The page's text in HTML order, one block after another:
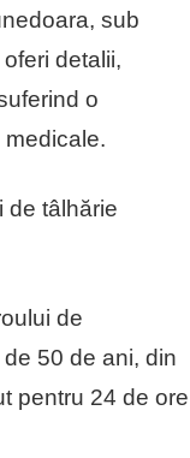
sub
detalii,
o
de tâlhărie
de
50 de ani, din
pentru 24 de ore